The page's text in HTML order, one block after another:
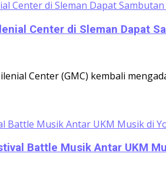
Center di Sleman Dapat
Center (GMC) kembali
Battle Musik Antar UKM